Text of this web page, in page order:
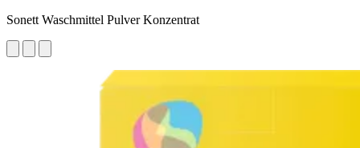
Sonett Waschmittel Pulver Konzentrat